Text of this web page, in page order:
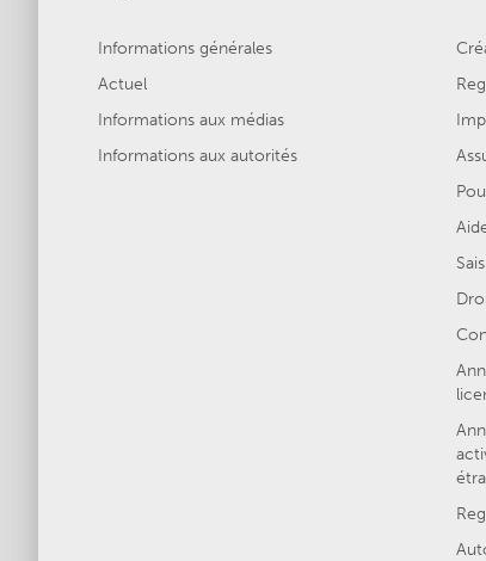
Informations générales
Actuel
Informations aux médias
Informations aux autorités